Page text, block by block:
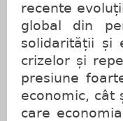
recente
global din
solidarității și
crizelor și
presiune
economic, cât
care